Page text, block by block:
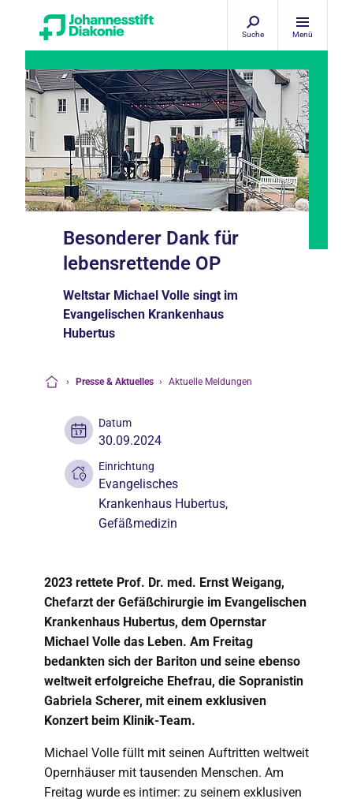
Suche Menü
Besonderer Dank für
lebensrettende OP
Weltstar Michael Volle singt im
Evangelischen Krankenhaus
Hubertus
› Presse & Aktuelles › Aktuelle Meldungen
Datum
30.09.2024
Einrichtung
Evangelisches
Krankenhaus Hubertus,
Gefäßmedizin
2023 rettete Prof. Dr. med. Ernst Weigang,
Chefarzt der Gefäßchirurgie im Evangelischen
Krankenhaus Hubertus, dem Opernstar
Michael Volle das Leben. Am Freitag
bedankten sich der Bariton und seine ebenso
weltweit erfolgreiche Ehefrau, die Sopranistin
Gabriela Scherer, mit einem exklusiven
Konzert beim Klinik-Team.
Michael Volle füllt mit seinen Auftritten weltweit
Opernhäuser mit tausenden Menschen. Am
Freitag wurde es intimer: zu seinem exklusiven